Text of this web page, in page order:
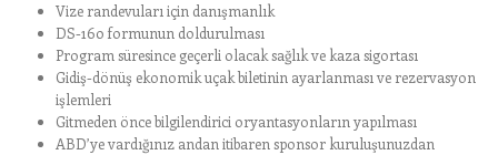
Vize randevuları için danışmanlık
DS-160 formunun doldurulması
Program süresince geçerli olacak sağlık ve kaza sigortası
Gidiş-dönüş ekonomik uçak biletinin ayarlanması ve rezervasyon
işlemleri
Gitmeden önce bilgilendirici oryantasyonların yapılması
ABD’ye vardığınız andan itibaren sponsor kuruluşunuzdan